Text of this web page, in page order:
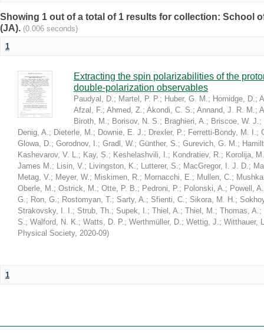
Showing 1 out of a total of 1 results for collection: School
(JA). (0.006 seconds)
1
Extracting the spin polarizabilities of the
double-polarization observables
Paudyal, D.; Martel, P. P.; Huber, G. M.; Hornidge, D.;
Afzal, F.; Ahmed, Z.; Akondi, C. S.; Annand, J. R. M.;
Biroth, M.; Borisov, N. S.; Braghieri, A.; Briscoe, W. J.;
Denig, A.; Dieterle, M.; Downie, E. J.; Drexler, P.; Ferretti-Bondy, M. I.;
Glowa, D.; Gorodnov, I.; Gradl, W.; Günther, S.; Gurevich, G. M.;
Kashevarov, V. L.; Kay, S.; Keshelashvili, I.; Kondratiev, R.; Korolija, M.
James M.; Lisin, V.; Livingston, K.; Lutterer, S.; MacGregor, I. J. D.;
Metag, V.; Meyer, W.; Miskimen, R.; Mornacchi, E.; Mullen, C.;
Oberle, M.; Ostrick, M.; Otte, P. B.; Pedroni, P.; Polonski, A.; Powell, A.
G.; Ron, G.; Rostomyan, T.; Sarty, A.; Sfienti, C.; Sikora, M. H.;
Strakovsky, I. I.; Strub, Th.; Supek, I.; Thiel, A.; Thiel, M.; Thomas, A.;
S.; Walford, N. K.; Watts, D. P.; Werthmüller, D.; Wettig, J.; Witthauer,
Physical Society, 2020-09)
1